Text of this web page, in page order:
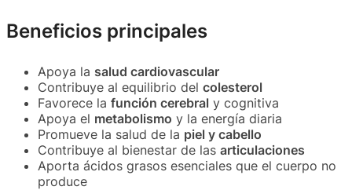
Beneficios principales
Apoya la salud cardiovascular
Contribuye al equilibrio del colesterol
Favorece la función cerebral y cognitiva
Apoya el metabolismo y la energía diaria
Promueve la salud de la piel y cabello
Contribuye al bienestar de las articulaciones
Aporta ácidos grasos esenciales que el cuerpo no
produce